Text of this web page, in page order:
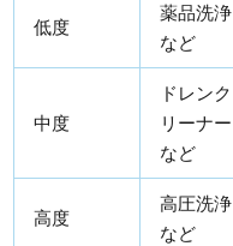
低度
薬品洗浄
など
中度
ドレンク
リーナー
など
高度
高圧洗浄
など